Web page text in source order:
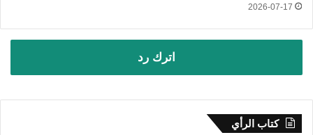
2026-07-17
اترك رد
كتاب الرأي